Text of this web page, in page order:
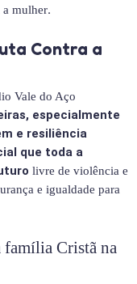
a mulher.
Contra a
Vale do Aço
especialmente
e resiliência
que toda a
livre de violência e
e igualdade para
família Cristã na